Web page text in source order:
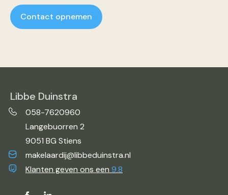
Contact opnemen
Libbe Duinstra
058-7620960
Langebuorren 2
9051 BG Stiens
makelaardij@libbeduinstra.nl
Klanten geven ons een 9.8